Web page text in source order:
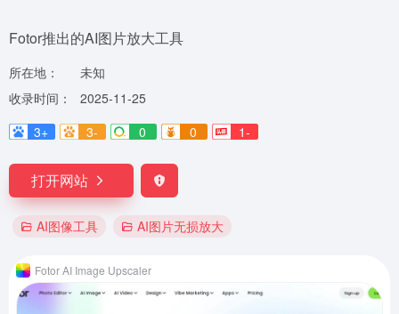
Fotor推出的AI图片放大工具
所在地：
未知
收录时间：
2025-11-25
3+
3- 0 0 1-
打开网站
AI图像工具 AI图片无损放大
Fotor AI Image Upscaler